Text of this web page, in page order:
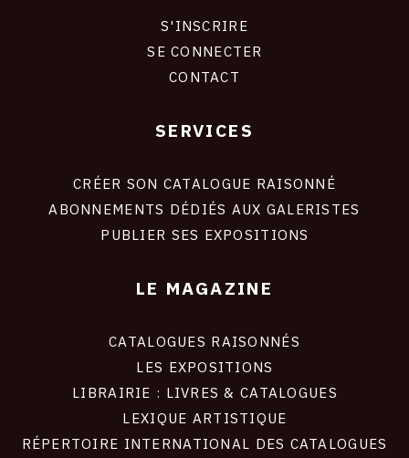
S'INSCRIRE
SE CONNECTER
CONTACT
SERVICES
CRÉER SON CATALOGUE RAISONNÉ
ABONNEMENTS DÉDIÉS AUX GALERISTES
PUBLIER SES EXPOSITIONS
LE MAGAZINE
CATALOGUES RAISONNÉS
LES EXPOSITIONS
LIBRAIRIE : LIVRES & CATALOGUES
LEXIQUE ARTISTIQUE
RÉPERTOIRE INTERNATIONAL DES CATALOGUES